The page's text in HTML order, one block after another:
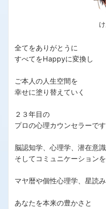
全てをありがとうに
すべてをHappyに変換し
ご本人の人生空間を
幸せに塗り替えていく
２３年目の
プロの心理カウンセラーで
脳認知学、心理学、潜在意
そしてコミュニケーション
マヤ暦や個性心理学、星読
あなたを本来の豊かさと